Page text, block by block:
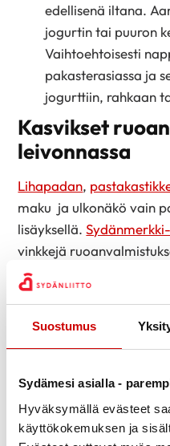
Suostumus
Sydämesi asialla -
Hyväksymällä evästeet
käyttökokemuksen ja
edellisenä iltana.
jogurtin tai puuron
Vaihtoehtoisesti
pakasterasiassa ja
jogurttiin, rahkaan
Kasvikset
leivonnassa
Lihapadan,
maku ja ulkonäkö vain
lisäyksellä.
vinkkejä
Kokeile:
patoihin, laatikoihin,
juureksia ja kaaleja
sieniä, värikkäitä
pakasteesta sattuu